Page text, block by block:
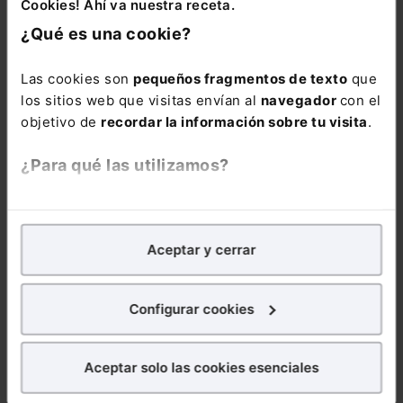
Cookies! Ahí va nuestra receta.
¿Qué es una cookie?
Las cookies son pequeños fragmentos de texto que
los sitios web que visitas envían al navegador con el
objetivo de recordar la información sobre tu visita.
¿Para qué las utilizamos?
analíticospara tratar demejorar tu experienciaen
nuestra página web. También con fines publicitarios,
para poder mostrarte publicidad y contenidos de tu
¿Qué puedes hacer?
Aceptar y cerrar
Configurar cookies
Aceptar solo las cookies esenciales
COMENTARIOS